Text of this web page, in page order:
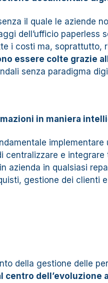
il quale le aziende
dell’ufficio paperless
i costi ma, soprattutto,
essere colte grazie
senza paradigma
in maniera
implementare
centralizzare e integrare
azienda in qualsiasi
gestione dei clienti
della gestione delle
centro dell’evoluzione